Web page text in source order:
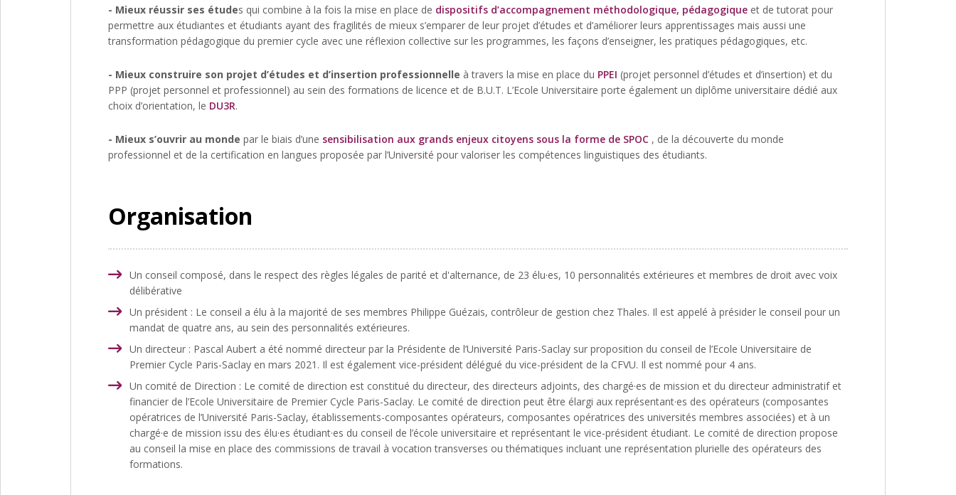
- Mieux réussir ses études qui combine à la fois la mise en place de dispositifs d’accompagnement méthodologique, pédagogique et de tutorat pour
permettre aux étudiantes et étudiants ayant des fragilités de mieux s’emparer de leur projet d’études et d’améliorer leurs apprentissages mais aussi une
transformation pédagogique du premier cycle avec une réflexion collective sur les programmes, les façons d’enseigner, les pratiques pédagogiques, etc.
- Mieux construire son projet d’études et d’insertion professionnelle à travers la mise en place du PPEI (projet personnel d’études et d’insertion) et du
PPP (projet personnel et professionnel) au sein des formations de licence et de B.U.T. L’Ecole Universitaire porte également un diplôme universitaire dédié aux
choix d’orientation, le DU3R.
- Mieux s’ouvrir au monde par le biais d’une sensibilisation aux grands enjeux citoyens sous la forme de SPOC , de la découverte du monde
professionnel et de la certification en langues proposée par l’Université pour valoriser les compétences linguistiques des étudiants.
Organisation
Un conseil composé, dans le respect des règles légales de parité et d'alternance, de 23 élu·es, 10 personnalités extérieures et membres de droit avec voix
délibérative
Un président : Le conseil a élu à la majorité de ses membres Philippe Guézais, contrôleur de gestion chez Thales. Il est appelé à présider le conseil pour un
mandat de quatre ans, au sein des personnalités extérieures.
Un directeur : Pascal Aubert a été nommé directeur par la Présidente de l’Université Paris-Saclay sur proposition du conseil de l’Ecole Universitaire de
Premier Cycle Paris-Saclay en mars 2021. Il est également vice-président délégué du vice-président de la CFVU. Il est nommé pour 4 ans.
Un comité de Direction : Le comité de direction est constitué du directeur, des directeurs adjoints, des chargé·es de mission et du directeur administratif et
financier de l’Ecole Universitaire de Premier Cycle Paris-Saclay. Le comité de direction peut être élargi aux représentant·es des opérateurs (composantes
opératrices de l’Université Paris-Saclay, établissements-composantes opérateurs, composantes opératrices des universités membres associées) et à un
chargé·e de mission issu des élu·es étudiant·es du conseil de l’école universitaire et représentant le vice-président étudiant. Le comité de direction propose
au conseil la mise en place des commissions de travail à vocation transverses ou thématiques incluant une représentation plurielle des opérateurs des
formations.